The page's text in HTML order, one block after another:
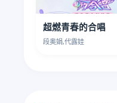
超燃青春的合唱
段奥娟,代露娃